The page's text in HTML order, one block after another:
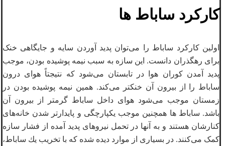
کارکرد ساباط ها
اولین کارکرد ساباط را می‌توان پدید آوردن سایه و جایگاهی خنک
برای رهگذران دانست. این سازه به سبب نیمه پوشیده بودن، موجب
پدید آمدن کوران هوا در تابستان می‌شود که نتیجتاً هوای درون
ساباط را از بیرون آن خنکتر می‌کند. همین نیمه پوشیده بودن در
زمستان موجب می‌شود هوای داخل ساباط گرمتر از بیرون آن
باشد. ساباط‌ ها همچنین موجب یکپارچگی و پایدارتر شدن خانه‌های
کنارشان هستند و به آنها در تحمل نیروهای پدید آمده از فشار سازه
کمک می‌کنند. در بسياری از موارد ديده شده كه با تخريب يك ساباط،